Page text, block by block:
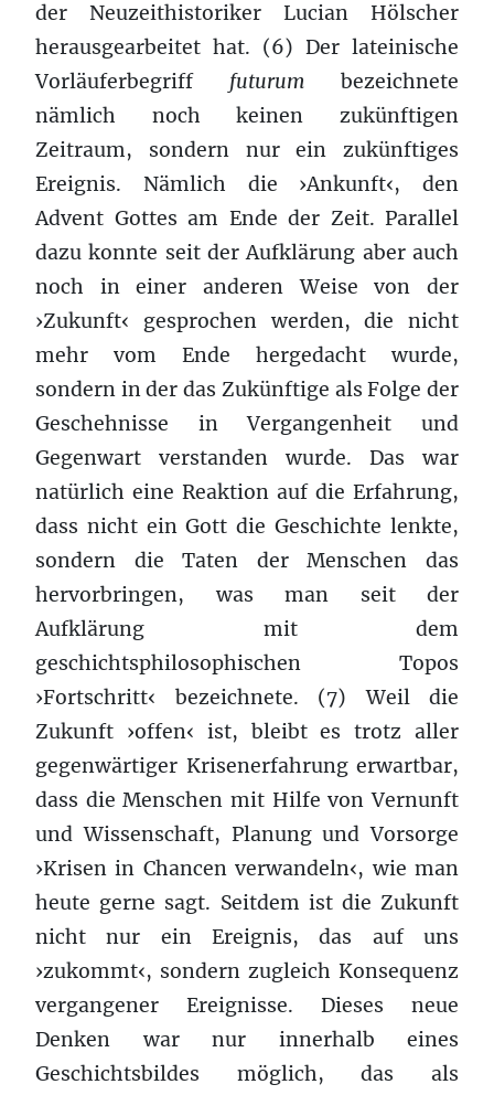
der Neuzeithistoriker Lucian Hölscher
herausgearbeitet hat. (6) Der lateinische
Vorläuferbegriff futurum bezeichnete
nämlich noch keinen zukünftigen
Zeitraum, sondern nur ein zukünftiges
Ereignis. Nämlich die ›Ankunft‹, den
Advent Gottes am Ende der Zeit. Parallel
dazu konnte seit der Aufklärung aber auch
noch in einer anderen Weise von der
›Zukunft‹ gesprochen werden, die nicht
mehr vom Ende hergedacht wurde,
sondern in der das Zukünftige als Folge der
Geschehnisse in Vergangenheit und
Gegenwart verstanden wurde. Das war
natürlich eine Reaktion auf die Erfahrung,
dass nicht ein Gott die Geschichte lenkte,
sondern die Taten der Menschen das
hervorbringen, was man seit der
Aufklärung mit dem
geschichtsphilosophischen Topos
›Fortschritt‹ bezeichnete. (7) Weil die
Zukunft ›offen‹ ist, bleibt es trotz aller
gegenwärtiger Krisenerfahrung erwartbar,
dass die Menschen mit Hilfe von Vernunft
und Wissenschaft, Planung und Vorsorge
›Krisen in Chancen verwandeln‹, wie man
heute gerne sagt. Seitdem ist die Zukunft
nicht nur ein Ereignis, das auf uns
›zukommt‹, sondern zugleich Konsequenz
vergangener Ereignisse. Dieses neue
Denken war nur innerhalb eines
Geschichtsbildes möglich, das als